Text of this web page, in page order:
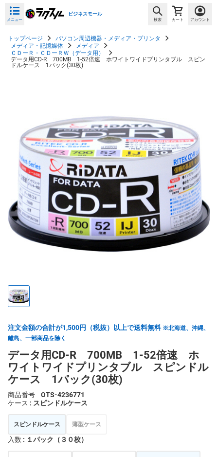
メニュー
ビジネスモール
検索 カート アカウント
トップページ
パソコン周辺機器・メディア・プリンタ
メディア・記憶媒体
メディア
ＣＤーＲ・ＣＤーＲＷ（データ用）
データ用CD-R 700MB 1-52倍速 ホワイトワイドプリンタブル スピン
ドルケース 1パック(30枚)
注文金額の合計が1,500円（税抜）以上で送料無料 ※北海道、沖縄、
離島、一部商品を除く
データ用CD-R 700MB 1-52倍速 ホ
ワイトワイドプリンタブル スピンドル
ケース 1パック(30枚)
商品番号
OTS-4236771
ケース : スピンドルケース
スピンドルケース 薄型ケース
入数 : １パック（３０枚）